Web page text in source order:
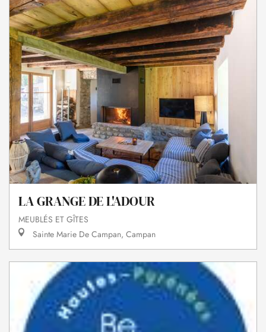
LA GRANGE DE L'ADOUR
MEUBLÉS ET GÎTES
Sainte Marie De Campan, Campan